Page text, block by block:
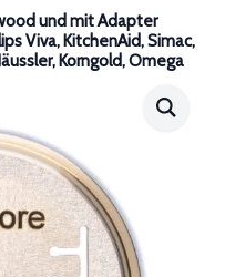
und mit Adapter
Viva, KitchenAid, Simac,
Korngold, Omega